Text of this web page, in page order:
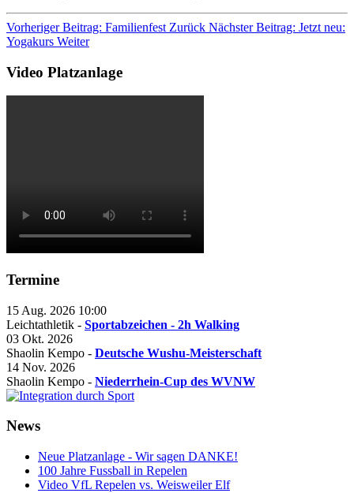
Vorheriger Beitrag: Familienfest Zurück Nächster Beitrag: Jetzt neu:
Yogakurs Weiter
Video Platzanlage
Termine
15 Aug. 2026 10:00
Leichtathletik - Sportabzeichen - 2h Walking
03 Okt. 2026
Shaolin Kempo - Deutsche Wushu-Meisterschaft
14 Nov. 2026
Shaolin Kempo - Niederrhein-Cup des WVNW
News
Neue Platzanlage - Wir sagen DANKE!
100 Jahre Fussball in Repelen
Video VfL Repelen vs. Weisweiler Elf